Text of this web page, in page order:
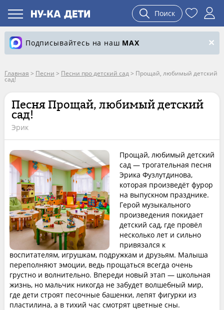
Поиск
Подписывайтесь на наш MAX
Главная > Песни > Песни про детский сад> Прощай, любимый детский
сад!
Песня Прощай, любимый детский
сад!
Эрик
Прощай, любимый детский
сад — трогательная песня
Эрика Фузлутдинова,
которая произведёт фурор
на выпускном празднике.
Герой музыкального
произведения покидает
детский сад, где провёл
несколько лет и сильно
привязался к
воспитателям, игрушкам, подружкам и друзьям. Малыша
переполняют эмоции, ведь прощаться всегда очень
грустно и волнительно. Впереди новый этап — школьная
жизнь, но мальчик никогда не забудет волшебный мир,
где дети строят песочные башенки, лепят фигурки из
пластилина, а в тихий час смотрят цветные сны.